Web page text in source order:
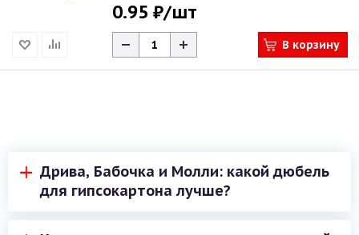
0.95 ₽/шт
В корзину
Дрива, Бабочка и Молли: какой дюбель
для гипсокартона лучше?
Выбор подходящего дюбеля для гипсокартона